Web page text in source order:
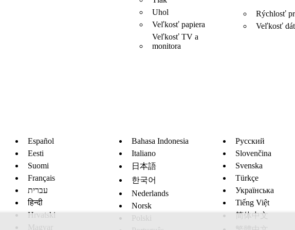
Uhol
Veľkosť papiera
Veľkosť TV a
monitora
Rýchlosť
Veľkosť dát
Español
Eesti
Suomi
Français
עברית
हिन्दी
Hrvatski
Magyar
Bahasa Indonesia
Italiano
日本語
한국어
Nederlands
Norsk
Polski
Русский
Slovenčina
Svenska
Türkçe
Украïнська
Tiếng Việt
简体中文